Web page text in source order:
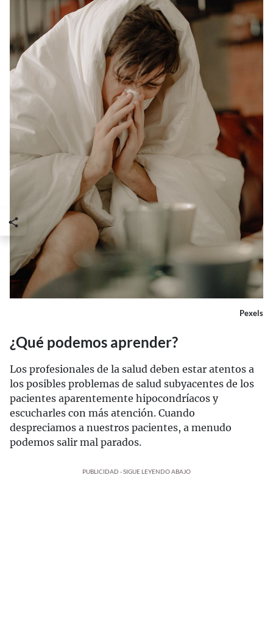
Pexels
¿Qué podemos aprender?
Los profesionales de la salud deben estar atentos a
los posibles problemas de salud subyacentes de los
pacientes aparentemente hipocondríacos y
escucharles con más atención. Cuando
despreciamos a nuestros pacientes, a menudo
podemos salir mal parados.
PUBLICIDAD - SIGUE LEYENDO ABAJO